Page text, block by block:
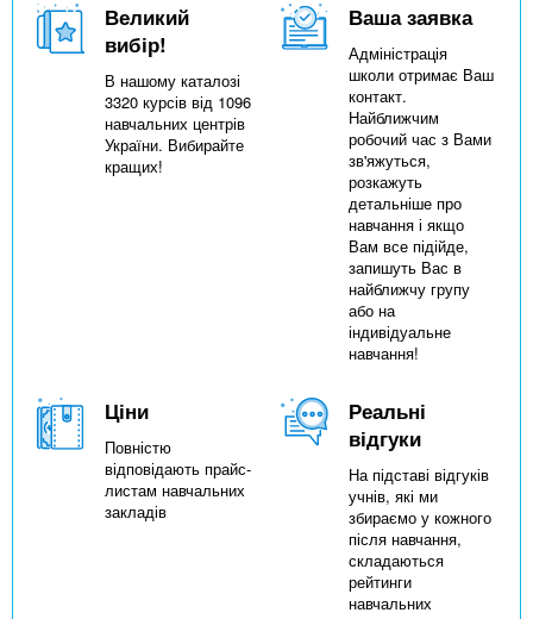
Великий
вибір!
В нашому каталозі
3320 курсів від 1096
навчальних центрів
України. Вибирайте
кращих!
Ваша заявка
Адміністрація
школи отримає Ваш
контакт.
Найближчим
робочий час з Вами
зв'яжуться,
розкажуть
детальніше про
навчання і якщо
Вам все підійде,
запишуть Вас в
найближчу групу
або на
індивідуальне
навчання!
Ціни
Повністю
відповідають прайс-
листам навчальних
закладів
Реальні
відгуки
На підставі відгуків
учнів, які ми
збираємо у кожного
після навчання,
складаються
рейтинги
навчальних